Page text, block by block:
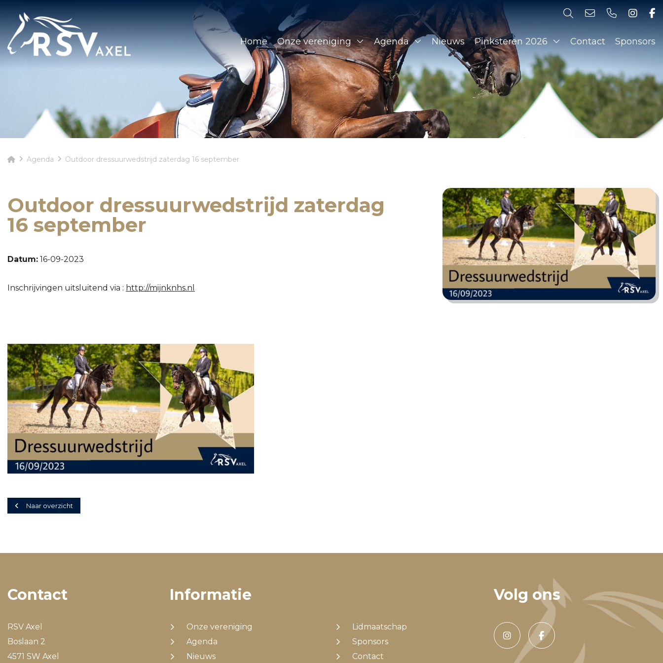
Home Onze vereniging Agenda Nieuws Pinksteren 2026 Contact Sponsors
Agenda Outdoor dressuurwedstrijd zaterdag 16 september
Outdoor dressuurwedstrijd zaterdag
16 september
Datum: 16-09-2023
Inschrijvingen uitsluitend via : http://mijnknhs.nl
Naar overzicht
Contact
RSV Axel
Boslaan 2
4571 SW Axel
Informatie
Onze vereniging
Agenda
Nieuws
Lidmaatschap
Sponsors
Contact
Volg ons